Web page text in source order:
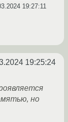
19:27:11
19:25:24
но